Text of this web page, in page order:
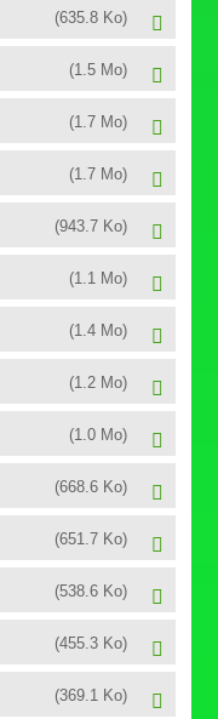
(635.8 Ko)
(1.5 Mo)
(1.7 Mo)
(1.7 Mo)
(943.7 Ko)
(1.1 Mo)
(1.4 Mo)
(1.2 Mo)
(1.0 Mo)
(668.6 Ko)
(651.7 Ko)
(538.6 Ko)
(455.3 Ko)
(369.1 Ko)